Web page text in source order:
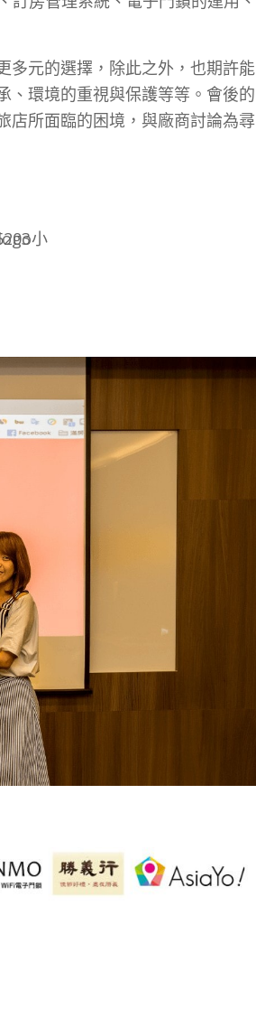
多元的選擇，除此之外，也期許能
、環境的重視與保護等等。會後的
店所面臨的困境，與廠商討論為尋